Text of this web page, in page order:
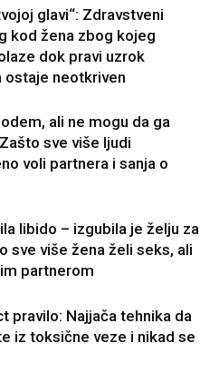
glavi“: Zdravstveni
kod žena zbog kojeg
dok pravi uzrok
ostaje neotkriven
ali ne mogu da ga
sve više ljudi
voli partnera i sanja o
libido – izgubila je želju za
sve više žena želi seks, ali
partnerom
pravilo: Najjača tehnika da
iz toksične veze i nikad se